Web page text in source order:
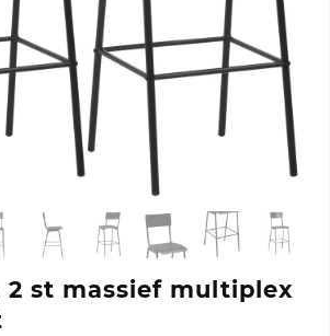
2 st massief multiplex